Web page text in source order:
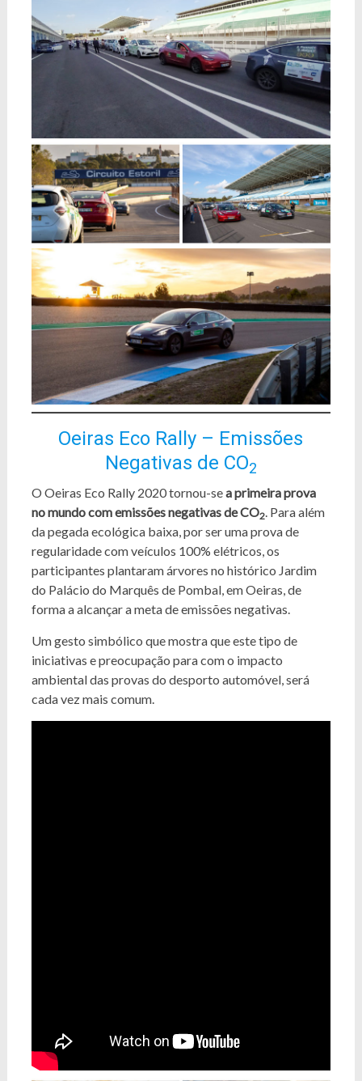
Oeiras Eco Rally – Emissões
Negativas de CO2
O Oeiras Eco Rally 2020 tornou-sea primeira prova
no mundo com emissões negativas de CO2. Para além
da pegada ecológica baixa, por ser uma prova de
regularidade com veículos 100% elétricos, os
participantes plantaram árvores no histórico Jardim
do Palácio do Marquês de Pombal, em Oeiras, de
forma a alcançar a meta de emissões negativas.
Um gesto simbólico que mostra que este tipo de
iniciativas e preocupação para com o impacto
ambiental das provas do desporto automóvel, será
cada vez mais comum.